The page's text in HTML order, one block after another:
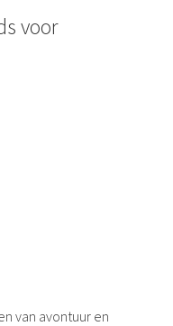
voor
van avontuur en